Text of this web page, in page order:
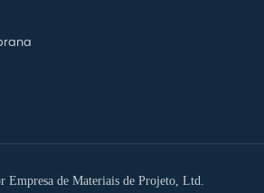
Empresa de Materiais de Projeto, Ltd.